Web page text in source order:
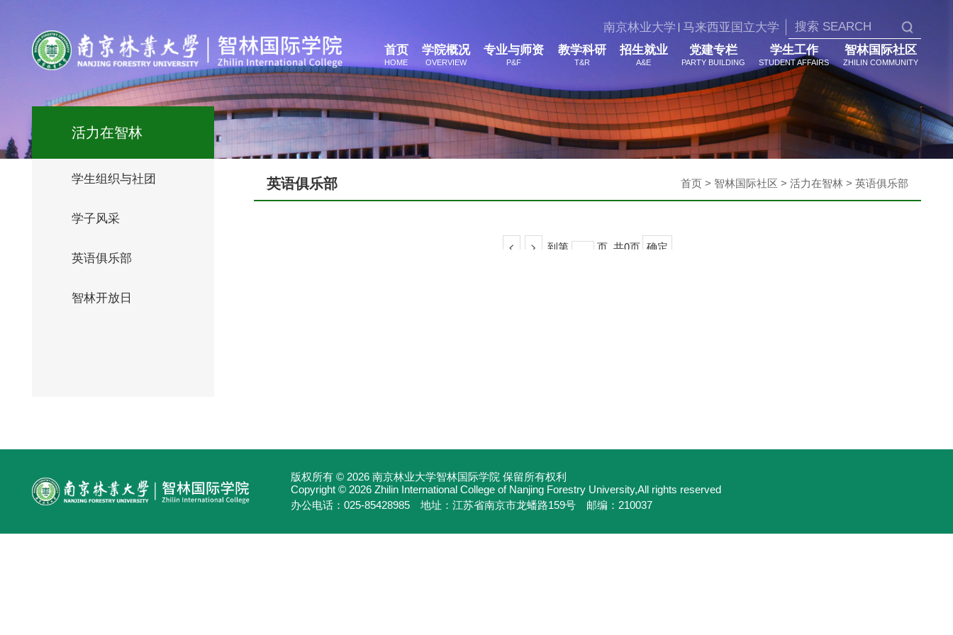
南京林业大学 马来西亚国立大学
首页
HOME
学院概况
OVERVIEW
专业与师资
P&F
教学科研
T&R
招生就业
A&E
党建专栏
PARTY BUILDING
学生工作
STUDENT AFFAIRS
智林国际社区
ZHILIN COMMUNITY
活力在智林
学生组织与社团
学子风采
英语俱乐部
智林开放日
英语俱乐部 首页 > 智林国际社区 > 活力在智林 > 英语俱乐部
< > 到第 页 共0页 确定
版权所有 © 2026 南京林业大学智林国际学院 保留所有权利
Copyright © 2026 Zhilin International College of Nanjing Forestry University,All rights reserved
办公电话：025-85428985 地址：江苏省南京市龙蟠路159号 邮编：210037